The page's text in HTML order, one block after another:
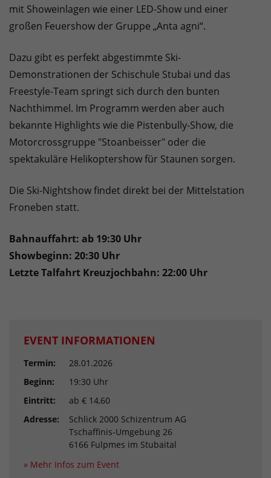
mit Showeinlagen wie einer LED-Show und einer
großen Feuershow der Gruppe „Anta agni“.
Dazu gibt es perfekt abgestimmte Ski-
Demonstrationen der Schischule Stubai und das
Freestyle-Team springt sich durch den bunten
Nachthimmel. Im Programm werden aber auch
bekannte Highlights wie die Pistenbully-Show, die
Motorcrossgruppe "Stoanbeisser" oder die
spektakuläre Helikoptershow für Staunen sorgen.
Die Ski-Nightshow findet direkt bei der Mittelstation
Froneben statt.
Bahnauffahrt: ab 19:30 Uhr
Showbeginn: 20:30 Uhr
Letzte Talfahrt Kreuzjochbahn: 22:00 Uhr
EVENT INFORMATIONEN
Termin:
28.01.2026
Beginn:
19:30 Uhr
Eintritt:
ab € 14,60
Adresse:
Schlick 2000 Schizentrum AG
Tschaffinis-Umgebung 26
6166 Fulpmes im Stubaital
» Mehr Infos zum Event